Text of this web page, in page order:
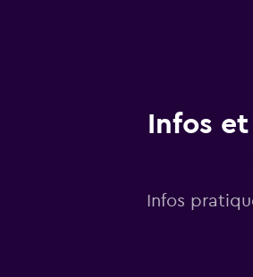
Infos
Infos